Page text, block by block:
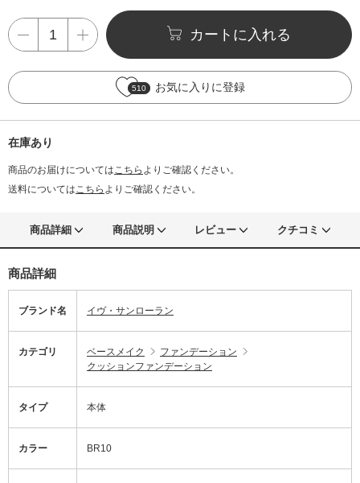
カートに入れる
510 お気に入りに登録
在庫あり
商品のお届けについてはこちら よりご確認ください。
送料についてはこちら よりご確認ください。
商品詳細 商品説明 レビュー クチコミ
商品詳細
ブランド名 イヴ・サンローラン
カテゴリ ベースメイク
ファンデーション
クッションファンデーション
タイプ 本体
カラー BR10